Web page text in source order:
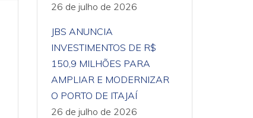
26 de julho de 2026
JBS ANUNCIA
INVESTIMENTOS DE R$
150,9 MILHÕES PARA
AMPLIAR E MODERNIZAR
O PORTO DE ITAJAÍ
26 de julho de 2026